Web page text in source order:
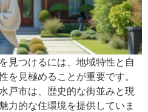
見つけるには、地域特性と自
を見極めることが重要です。
戸市は、歴史的な街並みと現
力的な住環境を提供していま